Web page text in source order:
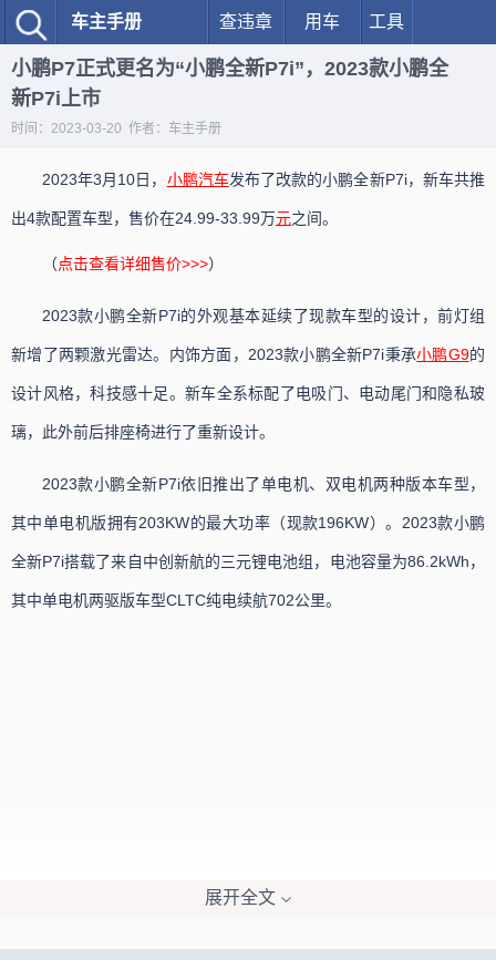
车主手册 查违章 用车 工具
小鹏P7正式更名为“小鹏全新P7i”，2023款小鹏全
新P7i上市
时间：2023-03-20 作者：车主手册
2023年3月10日， 小鹏汽车发布了改款的小鹏全新P7i，新车共推
出4款配置车型，售价在24.99-33.99万元之间。
（点击查看详细售价>>>）
2023款小鹏全新P7i的外观基本延续了现款车型的设计，前灯组
新增了两颗激光雷达。内饰方面，2023款小鹏全新P7i秉承小鹏G9的
设计风格，科技感十足。新车全系标配了电吸门、电动尾门和隐私玻
璃，此外前后排座椅进行了重新设计。
2023款小鹏全新P7i依旧推出了单电机、双电机两种版本车型，
其中单电机版拥有203KW的最大功率（现款196KW）。2023款小鹏
全新P7i搭载了来自中创新航的三元锂电池组，电池容量为86.2kWh，
其中单电机两驱版车型CLTC纯电续航702公里。
展开全文